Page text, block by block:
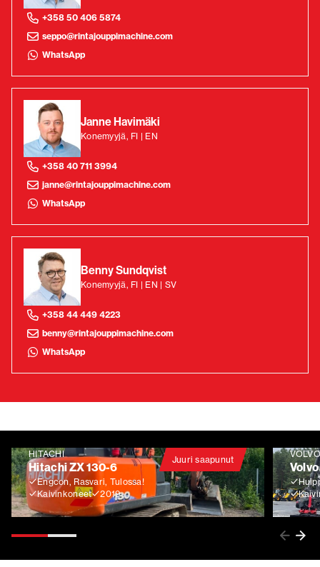
+358 50 406 5874
seppo@rintajouppimachine.com
WhatsApp
Janne Havimäki
Konemyyjä, FI | EN
+358 40 711 3994
janne@rintajouppimachine.com
WhatsApp
Benny Sundqvist
Konemyyjä, FI | EN | SV
+358 44 449 4223
benny@rintajouppimachine.com
WhatsApp
Juuri saapunut
HITACHI
Hitachi ZX 130-6
Engcon, Rasvari, Tulossa!
Kaivinkoneet
2019
VOLVO
Volvo